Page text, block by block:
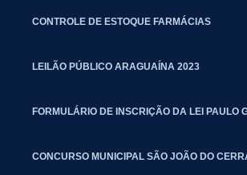
CONTROLE DE ESTOQUE FARMÁCIAS
LEILÃO PÚBLICO ARAGUAÍNA 2023
FORMULÁRIO DE INSCRIÇÃO DA LEI PAULO
CONCURSO MUNICIPAL SÃO JOÃO DO